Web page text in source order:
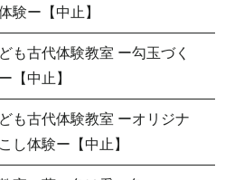
験ー【中止】
も古代体験教室 ー勾玉づく
【中止】
も古代体験教室 ーオリジナ
し体験ー【中止】